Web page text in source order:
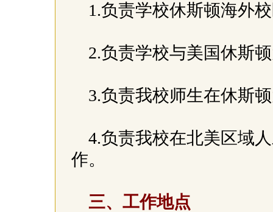
1.负责学校休斯顿海外
2.负责学校与美国休斯
3.负责我校师生在休斯
4.负责我校在北美区域
作。
三、工作地点